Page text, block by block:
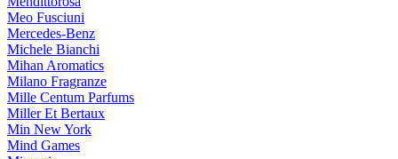
Meo Fusciuni
Mercedes-Benz
Michele Bianchi
Mihan Aromatics
Milano Fragranze
Mille Centum Parfums
Miller Et Bertaux
Min New York
Mind Games